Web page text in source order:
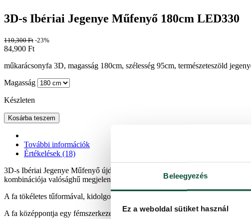
Beleegyezés
Ez a weboldal sütiket használ
3D-s Ibériai Jegenye Műfenyő 180cm LED330
110,300Ft -23%
84,900 Ft
műkarácsonyfa 3D, magasság 180cm, szélesség 95cm, természeteszöld
Magasság
Készleten
Kosárba teszem
További információk
Értékelések (18)
3D-s Ibériai Jegenye Műfenyő újdonság a 2024-es szezonban, és
kombinációja valósághű megjelenést kölcsönöz a fának, és
A fa tökéletes tűformával, kidolgozott gallyszerkezettel és egy esernyős
A fa középpontja egy fémszerkezet, és egy stabil fémállvány is tartozik hozzá.